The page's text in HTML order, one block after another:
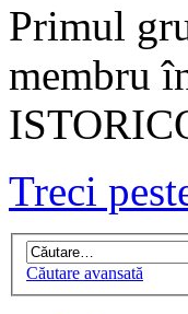
Primul
membru
Treci
Căutare avansată